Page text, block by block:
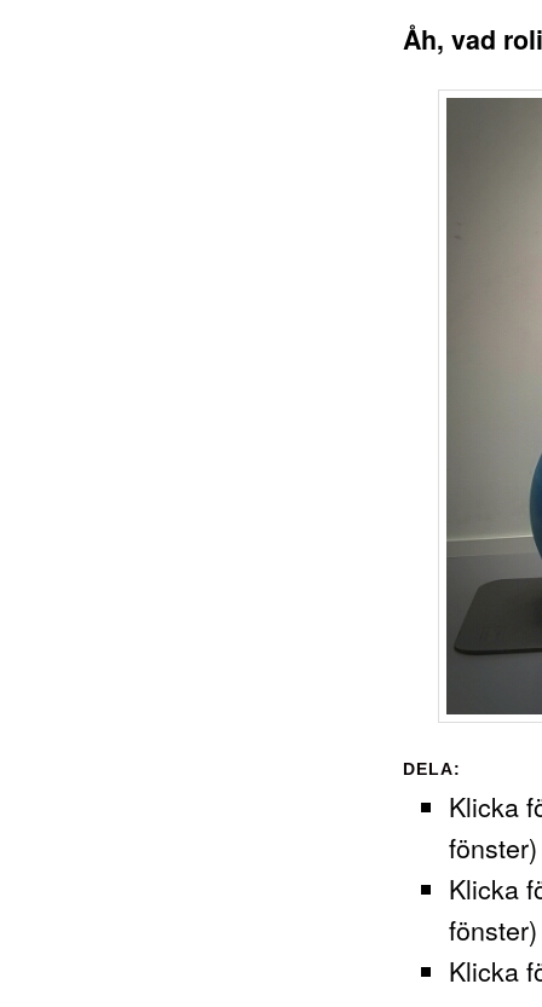
Åh, vad
DELA:
Klicka
fönster)
Klicka
fönster)
Klicka